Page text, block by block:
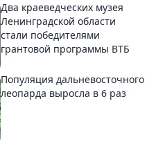
Два краеведческих музея
Ленинградской области
стали победителями
грантовой программы ВТБ
Популяция дальневосточного
леопарда выросла в 6 раз